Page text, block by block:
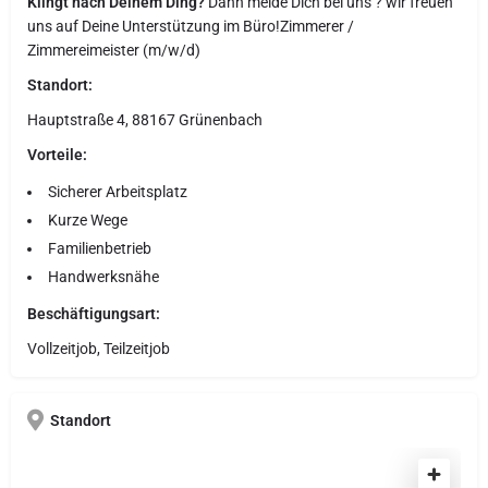
uns auf Deine Unterstützung im Büro!Zimmerer /
Zimmereimeister (m/w/d)
Standort:
Hauptstraße 4, 88167 Grünenbach
Vorteile:
Sicherer Arbeitsplatz
Kurze Wege
Familienbetrieb
Handwerksnähe
Beschäftigungsart:
Vollzeitjob, Teilzeitjob
Standort